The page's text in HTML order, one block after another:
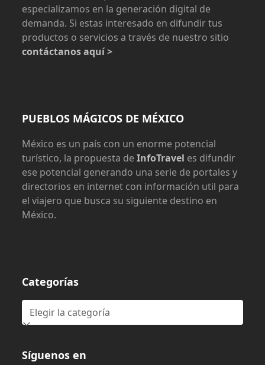
especializamos en la generación digital de
demanda. Si estas interesado en difundir tus
productos o servicios a través de nuestro sitio
contáctanos aquí >
PUEBLOS MÁGICOS DE MÉXICO
México es un país con un enorme potencial
turístico, la propuesta deInfoTravel es difundir
ese potencial generando una serie de portales y
directorios en internet con información util para
el viajero que busca su siguiente destino en
México.
Categorías
Categorías
Síguenos en